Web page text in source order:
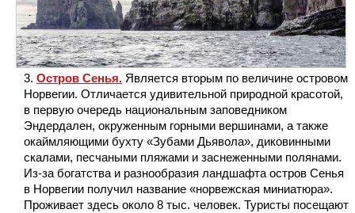
Остров Сенья. Является вторым по величине островом
Норвегии. Отличается удивительной природной красотой,
в первую очередь национальным заповедником
Эндердален, окруженным горными вершинами, а также
окаймляющими бухту «Зубами Дьявола», диковинными
скалами, песчаными пляжами и заснеженными полянами.
Из-за богатства и разнообразия ландшафта остров Сенья
в Норвегии получил название «норвежская миниатюра».
Проживает здесь около 8 тыс. человек. Туристы посещают